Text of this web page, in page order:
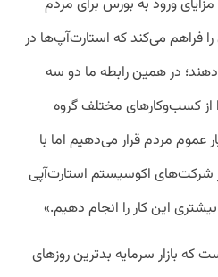
ورود به بورس برای مردم
را فراهم می‌کند که استارت‌آپ‌ها در
در همین رابطه ما دو سه
از کسب‌وکارهای مختلف گروه
عموم مردم قرار می‌دهیم اما با
شرکت‌های اکوسیستم استارت‌آپی
این کار را انجام دهیم.»
که بازار سرمایه بدترین روزهای